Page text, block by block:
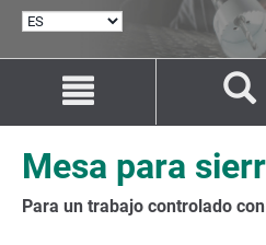
SELECCIONAR
contenido
la
navegación
Mesa para
Para un trabajo controlado